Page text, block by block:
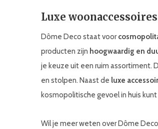
Luxe
Dôme Deco staat voor
producten zijn hoogwaardig en
je keuze uit een ruim assortiment.
en stolpen. Naast de luxe
kosmopolitische gevoel in huis kunt
Wil je meer weten over Dôme